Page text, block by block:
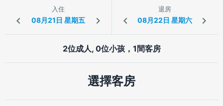
入住 退房
2位成人, 0位小孩，1間客房
選擇客房